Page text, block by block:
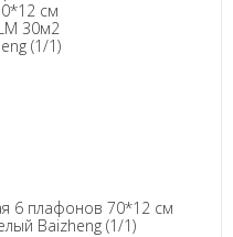
6 плафонов 70*12 см
Baizheng (1/1)